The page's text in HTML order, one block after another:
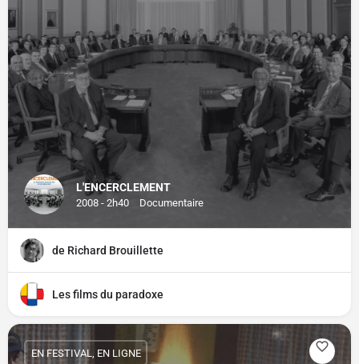
L'ENCERCLEMENT
2008 - 2h40 Documentaire
de Richard Brouillette
Les films du paradoxe
EN FESTIVAL, EN LIGNE